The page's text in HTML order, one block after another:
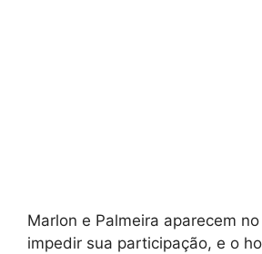
Marlon e Palmeira aparecem
impedir sua participação, e o